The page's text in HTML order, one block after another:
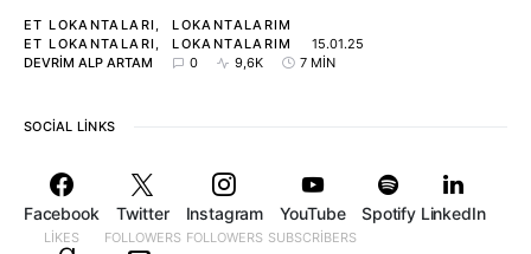
ET LOKANTALARI
LOKANTALARIM
ET LOKANTALARI
LOKANTALARIM
15.01.25
DEVRIM ALP ARTAM
0 9,6K 7 MIN
SOCIAL LINKS
Facebook
LIKES
Twitter
FOLLOWERS
Instagram
FOLLOWERS
YouTube
SUBSCRIBERS
Spotify LinkedIn